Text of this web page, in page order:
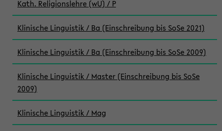
Kath. Religionslehre (wU) / P
Klinische Linguistik / Ba (Einschreibung bis SoSe 2021)
Klinische Linguistik / Ba (Einschreibung bis SoSe 2009)
Klinische Linguistik / Master (Einschreibung bis SoSe
2009)
Klinische Linguistik / Mag